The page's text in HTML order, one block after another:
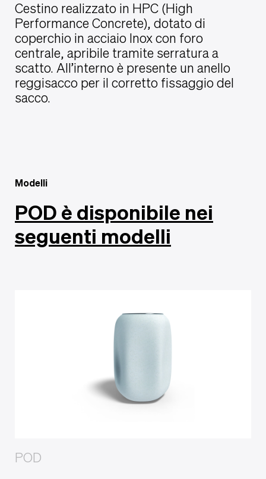
Cestino realizzato in HPC (High
Performance Concrete), dotato di
coperchio in acciaio Inox con foro
centrale, apribile tramite serratura a
scatto. All’interno è presente un anello
reggisacco per il corretto fissaggio del
sacco.
Modelli
POD è disponibile nei
seguenti modelli
POD